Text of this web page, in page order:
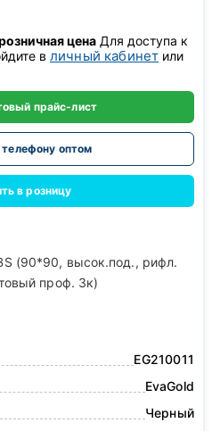
цена Для доступа к
в личный кабинет или
прайс-лист
телефону оптом
в розницу
(90*90, высок.под., рифл.
проф. 3к)
EG210011
EvaGold
Черный